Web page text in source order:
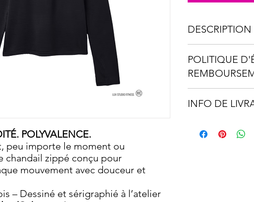
POLYVALENCE.
peu importe le moment ou
chandail zippé conçu pour
mouvement avec douceur et
– Dessiné et sérigraphié à l’atelier
DRIMOREqui élimine
sec et confortable.
un ajustement
tricots offrant une
POLITIQUE
imprimés sur
INFO DE
sept (7) à dix (10)